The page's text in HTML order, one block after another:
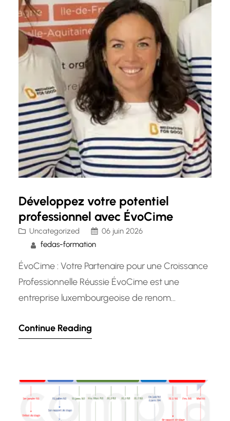
Développez votre potentiel
professionnel avec ÉvoCime
Uncategorized
06 juin 2026
fedas-formation
ÉvoCime : Votre Partenaire pour une Croissance
Professionnelle Réussie ÉvoCime est une
entreprise luxembourgeoise de renom
professionnel et personnel. Avec une approche
dans leur quête de succès et d’épanouissement.
Que vous soyez un professionnel cherchant à
améliorer vos…
Continue Reading